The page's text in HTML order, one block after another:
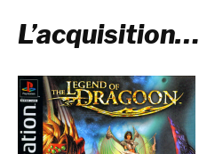
L’acquisition…